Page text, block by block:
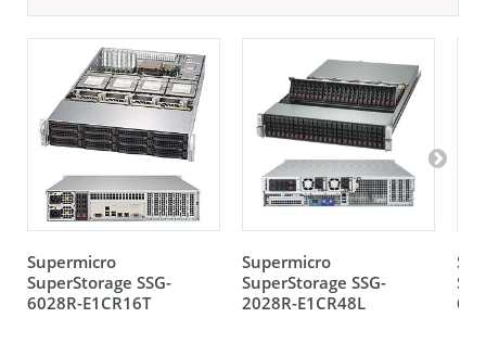
Supermicro
SuperStorage SSG-
6028R-E1CR16T
Supermicro
SuperStorage SSG-
2028R-E1CR48L